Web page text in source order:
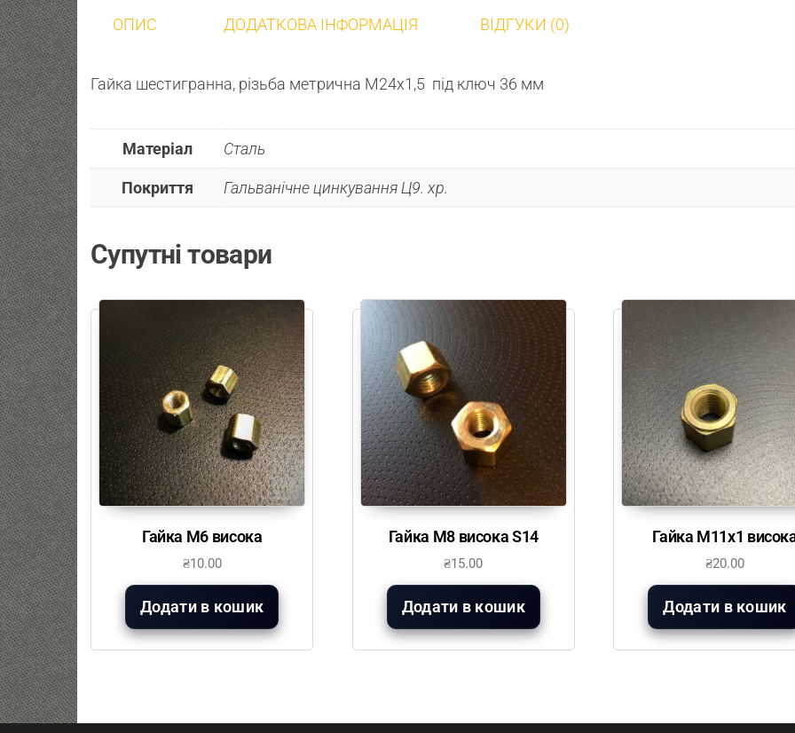
ОПИС ДОДАТКОВА ІНФОРМАЦІЯ ВІДГУКИ (0)
Гайка шестигранна, різьба метрична М24х1,5 під ключ 36 мм
Матеріал Сталь
Покриття Гальванічне цинкування Ц9. хр.
Супутні товари
Гайка М6 висока
₴10.00
Додати в кошик
Гайка М8 висока S14
₴15.00
Додати в кошик
Гайка М11х1
₴20.00
Додати в кошик